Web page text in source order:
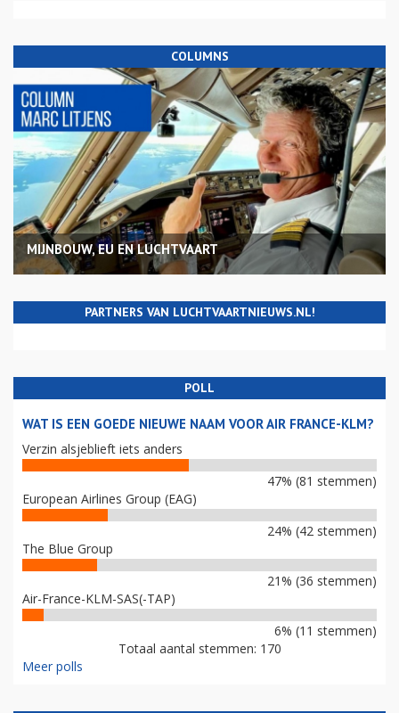
COLUMNS
MIJNBOUW, EU EN LUCHTVAART
PARTNERS VAN LUCHTVAARTNIEUWS.NL!
POLL
WAT IS EEN GOEDE NIEUWE NAAM VOOR AIR FRANCE-KLM?
Verzin alsjeblieft iets anders
47% (81 stemmen)
European Airlines Group (EAG)
24% (42 stemmen)
The Blue Group
21% (36 stemmen)
Air-France-KLM-SAS(-TAP)
6% (11 stemmen)
Totaal aantal stemmen: 170
Meer polls